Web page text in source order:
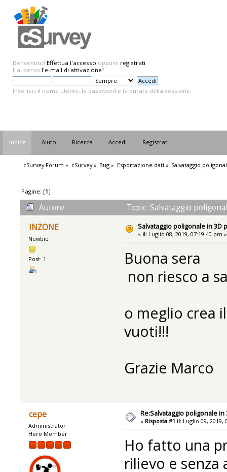
Benvenuto! Effettua l'accesso oppure registrati.
Hai perso l'e-mail di attivazione?
Inserisci il nome utente, la password e la durata della sessione.
Indice Aiuto Ricerca Accedi Registrati
cSurvey Forum » cSurvey» Bug » Esportazione dati » Salvataggio
Pagine: [1]
Autore
Topic: Salvataggio
INZONE
Newbie
Post: 1
Salvataggio poligonale in 3D
« il: Luglio 08, 2019, 07:19:40 pm »
Buona sera
non riesco a
o meglio crea
vuoti!!!
Grazie Marco
cepe
Administrator
Hero Member
Re:Salvataggio poligonale in
« Risposta #1 il: Luglio 09, 2019,
Ho fatto una
rilievo e senza